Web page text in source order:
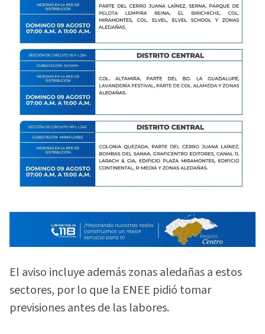
El aviso incluye además zonas aledañas a estos
sectores, por lo que la ENEE pidió tomar
previsiones antes de las labores.